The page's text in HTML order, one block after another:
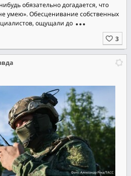
обязательно догадается, что
умею». Обесценивание собственных
ощущали до